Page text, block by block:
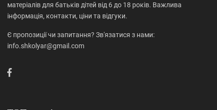
матеріалів для батьків дітей від 6 до 18 років. Важлива
інформація, контакти, ціни та відгуки.
Є пропозиції чи запитання? Зв'язатися з нами:
info.shkolyar@gmail.com